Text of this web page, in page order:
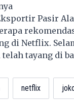
Pasir
di Netflix.
tayang di
netflix